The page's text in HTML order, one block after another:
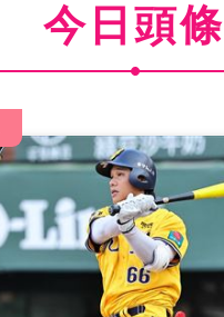
今日頭條